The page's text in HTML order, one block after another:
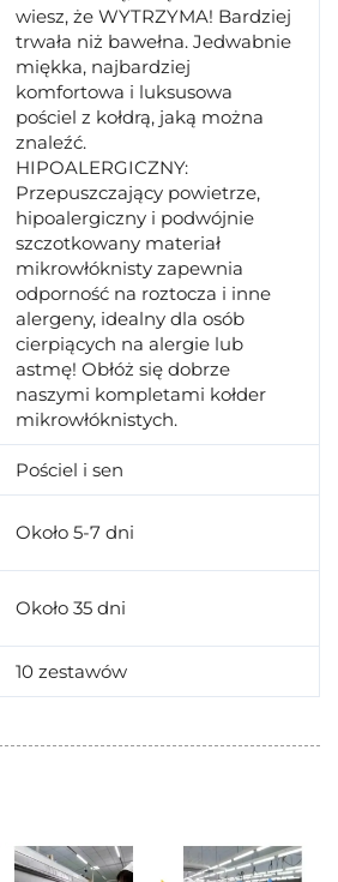
wiesz, że WYTRZYMA! Bardziej
trwała niż bawełna. Jedwabnie
miękka, najbardziej
komfortowa i luksusowa
pościel z kołdrą, jaką można
znaleźć.
HIPOALERGICZNY:
Przepuszczający powietrze,
hipoalergiczny i podwójnie
szczotkowany materiał
mikrowłóknisty zapewnia
odporność na roztocza i inne
alergeny, idealny dla osób
cierpiących na alergie lub
astmę! Obłóż się dobrze
naszymi kompletami kołder
mikrowłóknistych.
Pościel i sen
Około 5-7 dni
Około 35 dni
10 zestawów